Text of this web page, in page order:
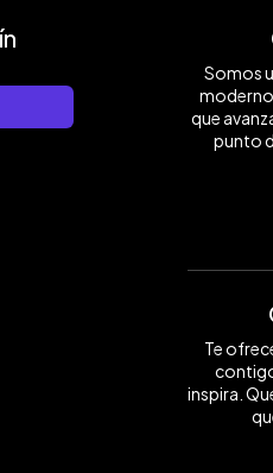
Somos
que
punto
Te
inspira.